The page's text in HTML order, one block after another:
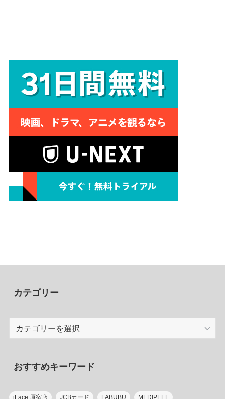
カテゴリー
リ
ー
おすすめキーワード